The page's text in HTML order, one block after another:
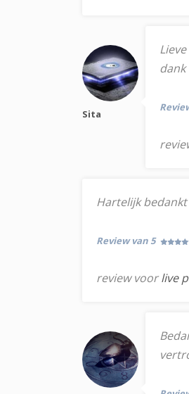
Sita
dank
Hartelijk
Review van 5
review voorlive